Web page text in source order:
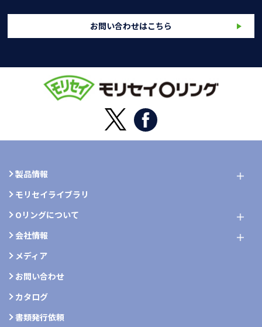
お問い合わせはこちら
製品情報
モリセイライブラリ
Oリングについて
会社情報
メディア
お問い合わせ
カタログ
書類発行依頼